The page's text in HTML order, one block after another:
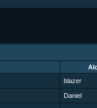
blazer
Daniel